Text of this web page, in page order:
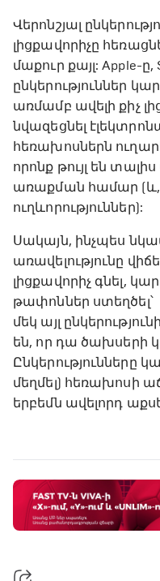
Վերոնշյալ
լիցքավորիչը
մաքուր քայլ: Apple-ը,
ընկերություններ
առմամբ ավելի քիչ
նվազեցնել
հեռախոսներն
որոնք թույլ են
առաքման համար (և,
ուղևորություններ):
Սակայն, ինչպես
առավելությունը
լիցքավորիչ գնել,
թափոններ ստեղծել՝
մեկ այլ
են, որ դա ծախսերի
Ընկերությունները
մեղմել) հեռախոսի
երբեմն ավելորդ